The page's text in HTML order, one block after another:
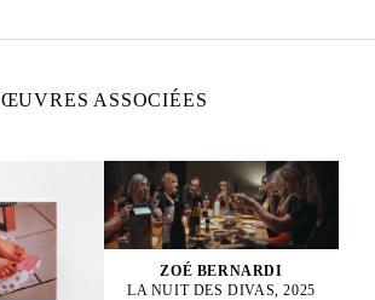
ŒUVRES ASSOCIÉES
ZOÉ BERNARDI
LA NUIT DES DIVAS, 2025